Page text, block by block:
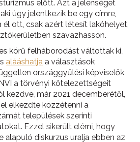
előtt. Azt a jelenséget
úgy jelentkezik be egy címre,
ott, csak azért létesít lakóhelyet,
szavazhasson.
körű felháborodást váltottak ki,
alááshatja a választások
országgyűlési képviselők
a törvényi kötelezettségeit
kezdve, már 2021 decemberétől,
elkezdte közzétenni a
települések szerinti
Ezzel sikerült elérni, hogy
alapuló diskurzus uralja ebben az